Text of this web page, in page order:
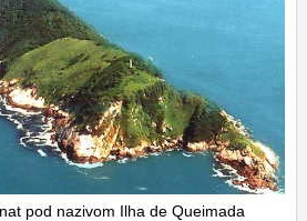
pod nazivom Ilha de Queimada